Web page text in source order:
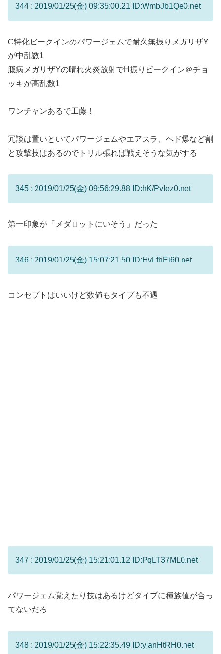
344 : 2019/01/25(金) 09:35:00.21 ID:WmbJb1Qe0.net
C特化ビークインのパワージェムで耐久無振りメガリザY
が中乱数1
臆病メガリザYの晴れ火炎放射でH振りビークイン＠チョ
ッキが高乱数1
ワンチャンあるで工藤！
冗談は置いといてパワージェムやエアスラ、ヘド爆など割
と攻撃技はあるのでトリル張れば戦えそうな気がする
345 : 2019/01/25(金) 09:56:29.88 ID:hK/PvIez0.net
第一印象が「メダロットにいそう」だった
346 : 2019/01/25(金) 15:07:21.50 ID:HvLfhEi60.net
コンセプトはいいけど数値もタイプも不遇
347 : 2019/01/25(金) 15:21:01.12 ID:PqLT37ML0.net
パワージェム覚えたり技はあるけどタイプに種族値が合っ
てないだろ
348 : 2019/01/25(金) 15:22:35.49 ID:yjanHtRH0.net